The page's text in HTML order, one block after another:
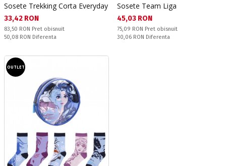
Sosete Trekking Corta Everyday
Текуща цена:
33,42 RON
Pret obisnuit:
83,50 RON Pret obisnuit
Спестявате:
50,08 RON Diferenta
Sosete Team Liga
Текуща цена:
45,03 RON
Pret obisnuit:
75,09 RON Pret obisnuit
Спестявате:
30,06 RON Diferenta
OUTLET